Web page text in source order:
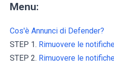
Menu:
Cos'è Annunci di Defender?
STEP 1. Rimuovere le
STEP 2. Rimuovere le